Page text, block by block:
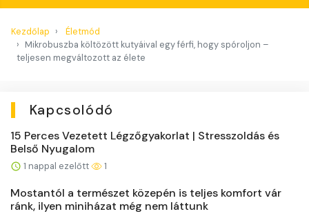
Kezdőlap
Életmód
Mikrobuszba költözött kutyáival egy férfi, hogy spóroljon –
teljesen megváltozott az élete
Kapcsolódó
15 Perces Vezetett Légzőgyakorlat | Stresszoldás és
Belső Nyugalom
1 nappal ezelőtt 1
Mostantól a természet közepén is teljes komfort vár
ránk, ilyen miniházat még nem láttunk